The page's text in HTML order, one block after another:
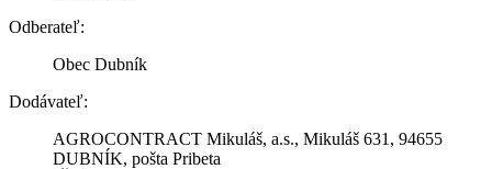
Odberateľ:
Obec Dubník
Dodávateľ:
AGROCONTRACT Mikuláš, a.s., Mikuláš 631, 94655
DUBNÍK, pošta Pribeta